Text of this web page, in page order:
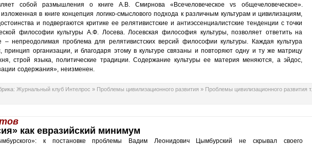
собой размышления о книге А.В. Смирнова «Всечеловеческое vs общечеловеческое».
в книге концепция логико-смыслового подхода к различным культурам и цивилизациям,
и подвергаются критике ее релятивистские и антиэссенциалистские тенденции с точки
философии культуры А.Ф. Лосева. Лосевская философия культуры, позволяет ответить на
– непреодолимая проблема для релятивистских версий философии культуры. Каждая культура
принцип организации, и благодаря этому в культуре связаны и повторяют одну и ту же матрицу
строй языка, политические традиции. Содержание культуры ее материя меняются, а эйдос,
содержания», неизменен.
Журнальный клуб Интелрос » Проблемы цивилизационного развития » Проблемы цивилизационного развития т.
как евразийский минимум
к постановке проблемы Вадим Леонидович Цымбурский не скрывал своего